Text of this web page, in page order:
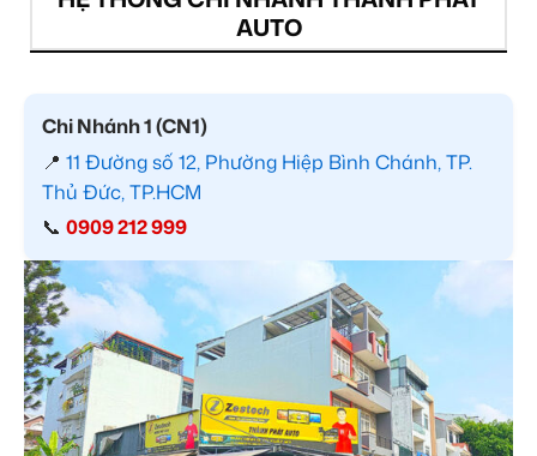
AUTO
Chi Nhánh 1 (CN1)
📍 11 Đường số 12, Phường Hiệp Bình Chánh, TP.
Thủ Đức, TP.HCM
📞 0909 212 999